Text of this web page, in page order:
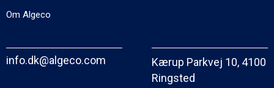
Om Algeco
info.dk@algeco.com
Kærup Parkvej 10, 4100
Ringsted